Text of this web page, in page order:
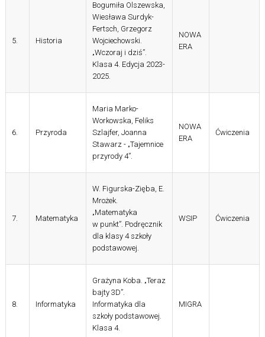
5. Historia
Bogumiła Olszewska,
Wiesława Surdyk-
Fertsch, Grzegorz
Wojciechowski.
„Wczoraj i dziś”.
Klasa 4. Edycja 2023-
2025.
NOWA
ERA
6. Przyroda
Maria Marko-
Workowska, Feliks
Szlajfer, Joanna
Stawarz - „Tajemnice
przyrody 4”.
NOWA
ERA
Ćwiczenia
7. Matematyka
W. Figurska-Zięba, E.
Mrożek.
„Matematyka
w punkt”. Podręcznik
dla klasy 4 szkoły
podstawowej.
WSIP Ćwiczenia
8. Informatyka
Grażyna Koba. „Teraz
bajty 3D”.
Informatyka dla
szkoły podstawowej.
Klasa 4.
MIGRA